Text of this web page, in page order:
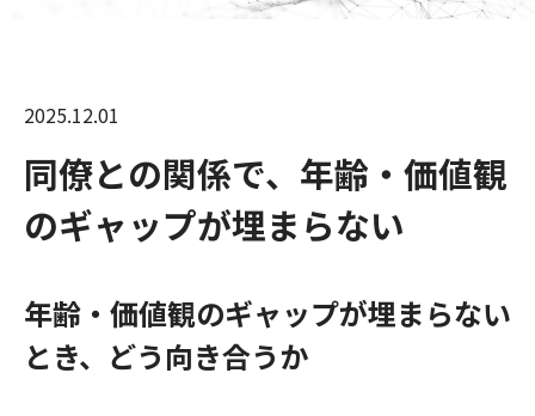
2025.12.01
同僚との関係で、年齢・価値観
のギャップが埋まらない
年齢・価値観のギャップが埋まらない
とき、どう向き合うか